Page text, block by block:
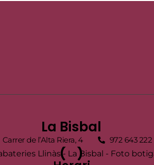
La Bisbal
Carrer de l’Alta Riera, 4 972 643 222